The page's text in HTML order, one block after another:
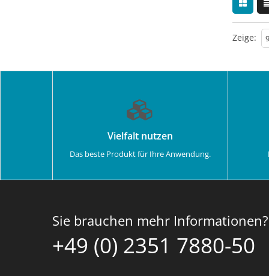
Zeige:
Vielfalt nutzen
Das beste Produkt für Ihre Anwendung.
Sie brauchen mehr Informationen?
+49 (0) 2351 7880-50